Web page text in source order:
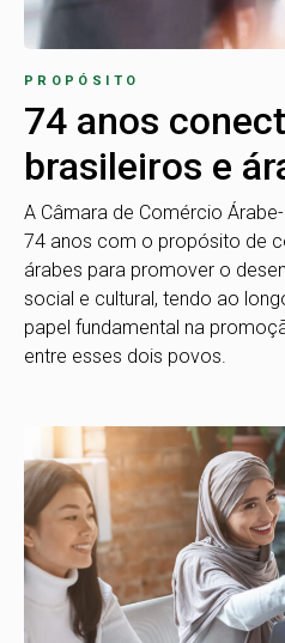
PROPÓSITO
74 anos
brasileiros e
A Câmara de Comércio
74 anos com o propósito de
árabes para promover o
social e cultural, tendo ao
papel fundamental na
entre esses dois povos.